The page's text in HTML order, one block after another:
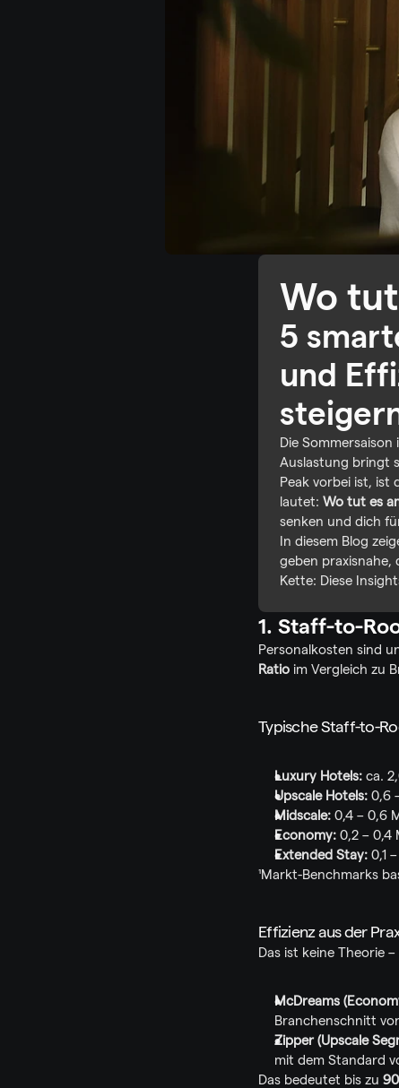
Wo
5
und
Die
Auslastung bringt
Peak vorbei ist, ist
lautet: Wo tut es
senken und dich
In diesem Blog
geben praxisnahe,
Kette: Diese
1. Staff-to-
Personalkosten sind
Ratio im Vergleich zu
Typische Staff-to-
Luxury Hotels: ca.
Upscale Hotels: 0,6
Midscale: 0,4 – 0,6
Economy: 0,2 – 0,4
Extended Stay: 0,1
¹Markt-Benchmarks
Effizienz aus der
Das ist keine Theorie
McDreams
Branchenschnitt
Zipper (Upscale
mit dem Standard
Das bedeutet bis zu